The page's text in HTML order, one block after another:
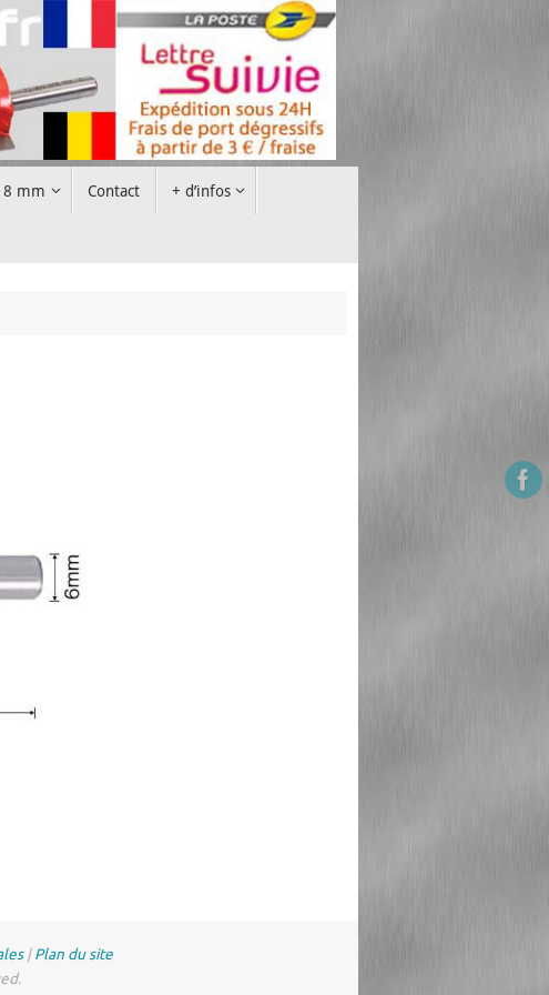
8 mm Contact + d’infos
|Plan du site